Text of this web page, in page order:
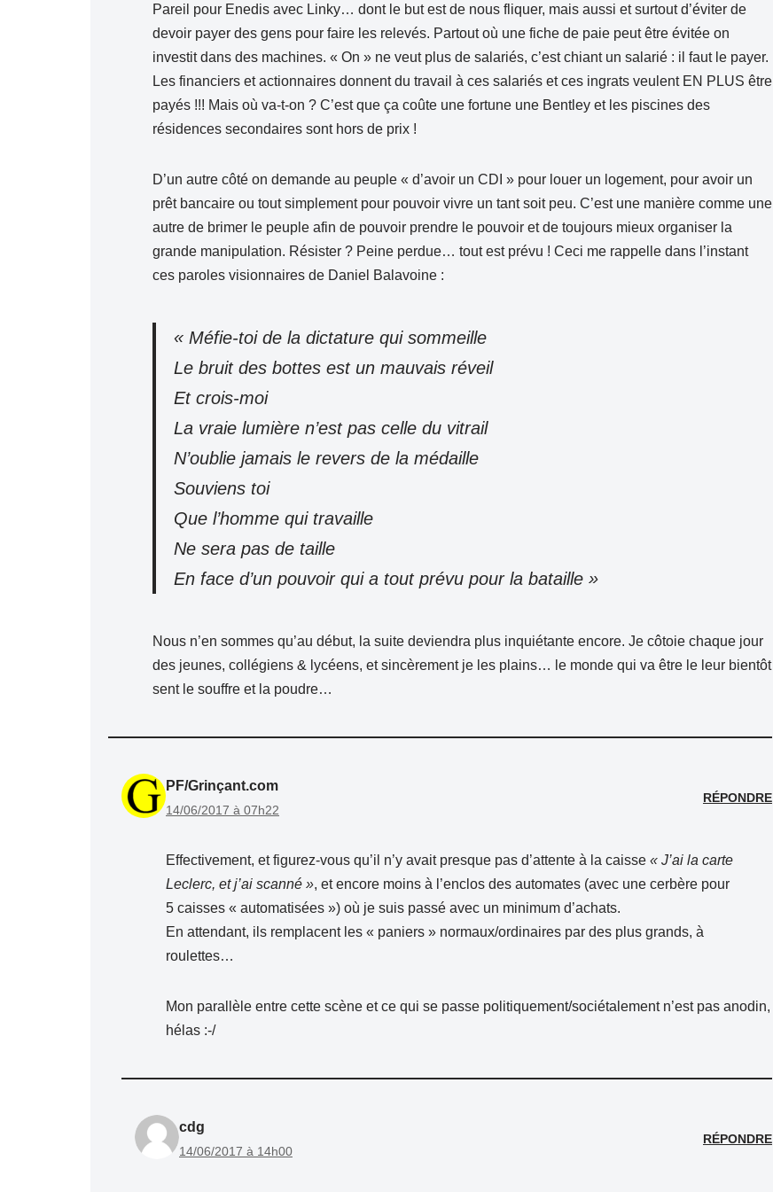
Pareil pour Enedis avec Linky… dont le but est de nous fliquer, mais aussi et surtout d’éviter de
devoir payer des gens pour faire les relevés. Partout où une fiche de paie peut être évitée on
investit dans des machines. « On » ne veut plus de salariés, c’est chiant un salarié : il faut le payer.
Les financiers et actionnaires donnent du travail à ces salariés et ces ingrats veulent EN PLUS être
payés !!! Mais où va-t-on ? C’est que ça coûte une fortune une Bentley et les piscines des
résidences secondaires sont hors de prix !
D’un autre côté on demande au peuple « d’avoir un CDI » pour louer un logement, pour avoir un
prêt bancaire ou tout simplement pour pouvoir vivre un tant soit peu. C’est une manière comme une
autre de brimer le peuple afin de pouvoir prendre le pouvoir et de toujours mieux organiser la
grande manipulation. Résister ? Peine perdue… tout est prévu ! Ceci me rappelle dans l’instant
ces paroles visionnaires de Daniel Balavoine :
« Méfie-toi de la dictature qui sommeille
Le bruit des bottes est un mauvais réveil
Et crois-moi
La vraie lumière n’est pas celle du vitrail
N’oublie jamais le revers de la médaille
Souviens toi
Que l’homme qui travaille
Ne sera pas de taille
En face d’un pouvoir qui a tout prévu pour la bataille »
Nous n’en sommes qu’au début, la suite deviendra plus inquiétante encore. Je côtoie chaque jour
des jeunes, collégiens & lycéens, et sincèrement je les plains… le monde qui va être le leur bientôt
sent le souffre et la poudre…
PF/Grinçant.com
14/06/2017 à 07h22
RÉPONDRE
Effectivement, et figurez-vous qu’il n’y avait presque pas d’attente à la caisse « J’ai la carte
Leclerc, et j’ai scanné », et encore moins à l’enclos des automates (avec une cerbère pour
5 caisses « automatisées ») où je suis passé avec un minimum d’achats.
En attendant, ils remplacent les « paniers » normaux/ordinaires par des plus grands, à
roulettes…
Mon parallèle entre cette scène et ce qui se passe politiquement/sociétalement n’est pas anodin,
hélas :-/
cdg
14/06/2017 à 14h00
RÉPONDRE